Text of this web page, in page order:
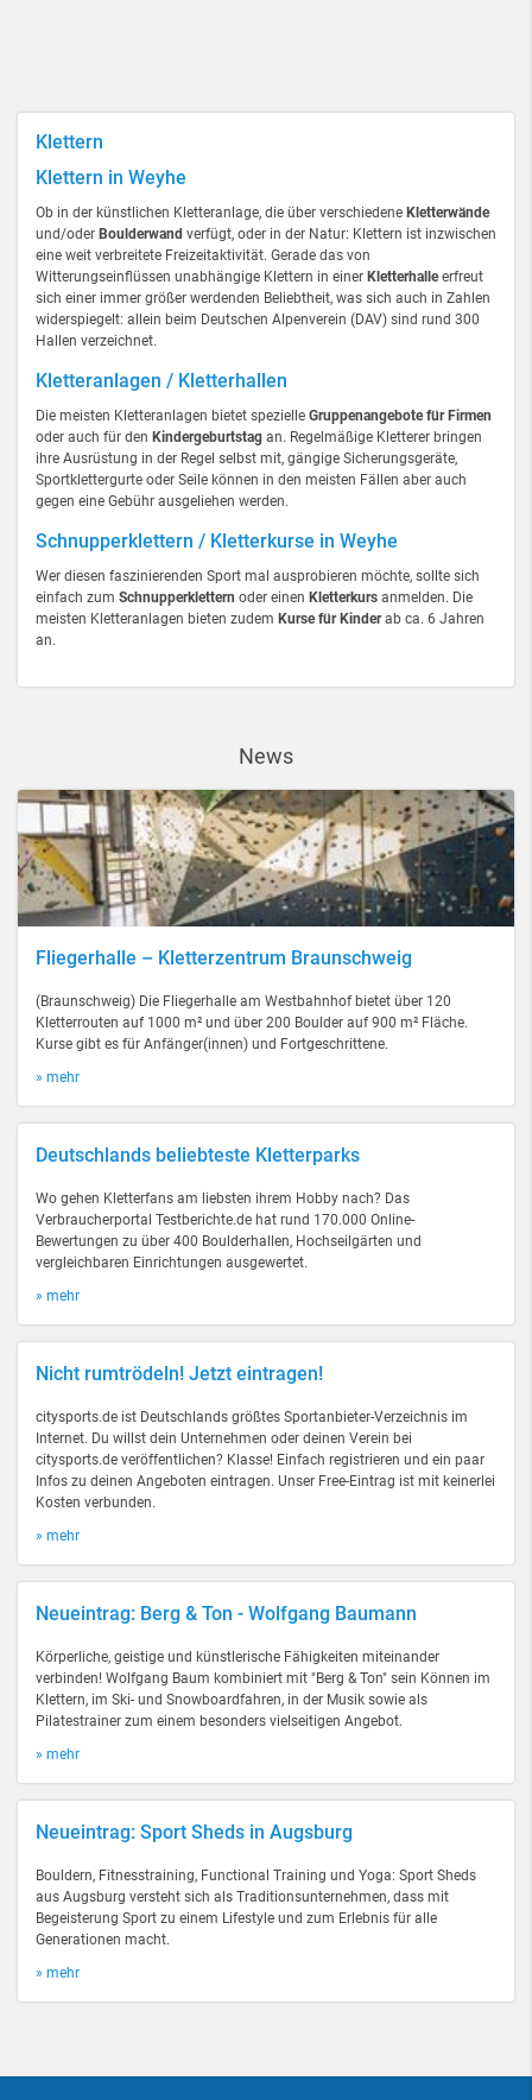
Klettern
Klettern in Weyhe
Ob in der künstlichen Kletteranlage, die über verschiedene Kletterwände
und/oder Boulderwand verfügt, oder in der Natur: Klettern ist inzwischen
eine weit verbreitete Freizeitaktivität. Gerade das von
Witterungseinflüssen unabhängige Klettern in einer Kletterhalleerfreut
sich einer immer größer werdenden Beliebtheit, was sich auch in Zahlen
widerspiegelt: allein beim Deutschen Alpenverein (DAV) sind rund 300
Hallen verzeichnet.
Kletteranlagen / Kletterhallen
Die meisten Kletteranlagen bietet spezielle Gruppenangebote für Firmen
oder auch für den Kindergeburtstag an. Regelmäßige Kletterer bringen
ihre Ausrüstung in der Regel selbst mit, gängige Sicherungsgeräte,
Sportklettergurte oder Seile können in den meisten Fällen aber auch
gegen eine Gebühr ausgeliehen werden.
Schnupperklettern / Kletterkurse in Weyhe
Wer diesen faszinierenden Sport mal ausprobieren möchte, sollte sich
einfach zum Schnupperklettern oder einen Kletterkurs anmelden. Die
meisten Kletteranlagen bieten zudem Kurse für Kinderab ca. 6 Jahren
an.
News
Fliegerhalle – Kletterzentrum Braunschweig
(Braunschweig) Die Fliegerhalle am Westbahnhof bietet über 120
Kletterrouten auf 1000 m² und über 200 Boulder auf 900 m² Fläche.
Kurse gibt es für Anfänger(innen) und Fortgeschrittene.
» mehr
Deutschlands beliebteste Kletterparks
Wo gehen Kletterfans am liebsten ihrem Hobby nach? Das
Verbraucherportal Testberichte.de hat rund 170.000 Online-
Bewertungen zu über 400 Boulderhallen, Hochseilgärten und
vergleichbaren Einrichtungen ausgewertet.
» mehr
Nicht rumtrödeln! Jetzt eintragen!
citysports.de ist Deutschlands größtes Sportanbieter-Verzeichnis im
Internet. Du willst dein Unternehmen oder deinen Verein bei
citysports.de veröffentlichen? Klasse! Einfach registrieren und ein paar
Infos zu deinen Angeboten eintragen. Unser Free-Eintrag ist mit keinerlei
Kosten verbunden.
» mehr
Neueintrag: Berg & Ton - Wolfgang Baumann
Körperliche, geistige und künstlerische Fähigkeiten miteinander
verbinden! Wolfgang Baum kombiniert mit "Berg & Ton" sein Können im
Klettern, im Ski- und Snowboardfahren, in der Musik sowie als
Pilatestrainer zum einem besonders vielseitigen Angebot.
» mehr
Neueintrag: Sport Sheds in Augsburg
Bouldern, Fitnesstraining, Functional Training und Yoga: Sport Sheds
aus Augsburg versteht sich als Traditionsunternehmen, dass mit
Begeisterung Sport zu einem Lifestyle und zum Erlebnis für alle
Generationen macht.
» mehr